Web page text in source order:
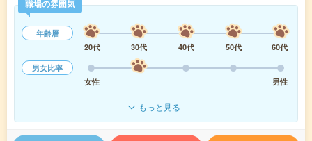
職場の雰囲気
年齢層
20代
30代 40代 50代
60代
男女比率
女性
男性
もっと見る